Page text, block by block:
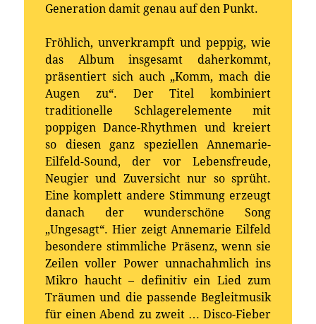
Generation damit genau auf den Punkt.
Fröhlich, unverkrampft und peppig, wie
das Album insgesamt daherkommt,
präsentiert sich auch „Komm, mach die
Augen zu“. Der Titel kombiniert
traditionelle Schlagerelemente mit
poppigen Dance-Rhythmen und kreiert
so diesen ganz speziellen Annemarie-
Eilfeld-Sound, der vor Lebensfreude,
Neugier und Zuversicht nur so sprüht.
Eine komplett andere Stimmung erzeugt
danach der wunderschöne Song
„Ungesagt“. Hier zeigt Annemarie Eilfeld
besondere stimmliche Präsenz, wenn sie
Zeilen voller Power unnachahmlich ins
Mikro haucht – definitiv ein Lied zum
Träumen und die passende Begleitmusik
für einen Abend zu zweit … Disco-Fieber